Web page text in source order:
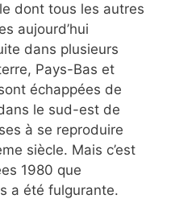
dont tous les autres
aujourd’hui
dans plusieurs
Pays-Bas et
échappées de
le sud-est de
à se reproduire
siècle. Mais c’est
1980 que
a été fulgurante.